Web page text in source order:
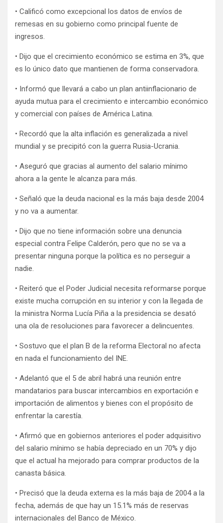
• Calificó como excepcional los datos de envíos de
remesas en su gobierno como principal fuente de
ingresos.
• Dijo que el crecimiento económico se estima en 3%, que
es lo único dato que mantienen de forma conservadora.
• Informó que llevará a cabo un plan antiinflacionario de
ayuda mutua para el crecimiento e intercambio económico
y comercial con países de América Latina.
• Recordó que la alta inflación es generalizada a nivel
mundial y se precipitó con la guerra Rusia-Ucrania.
• Aseguró que gracias al aumento del salario mínimo
ahora a la gente le alcanza para más.
• Señaló que la deuda nacional es la más baja desde 2004
y no va a aumentar.
• Dijo que no tiene información sobre una denuncia
especial contra Felipe Calderón, pero que no se va a
presentar ninguna porque la política es no perseguir a
nadie.
• Reiteró que el Poder Judicial necesita reformarse porque
existe mucha corrupción en su interior y con la llegada de
la ministra Norma Lucía Piña a la presidencia se desató
una ola de resoluciones para favorecer a delincuentes.
• Sostuvo que el plan B de la reforma Electoral no afecta
en nada el funcionamiento del INE.
• Adelantó que el 5 de abril habrá una reunión entre
mandatarios para buscar intercambios en exportación e
importación de alimentos y bienes con el propósito de
enfrentar la carestía.
• Afirmó que en gobiernos anteriores el poder adquisitivo
del salario mínimo se había depreciado en un 70% y dijo
que el actual ha mejorado para comprar productos de la
canasta básica.
• Precisó que la deuda externa es la más baja de 2004 a la
fecha, además de que hay un 15.1% más de reservas
internacionales del Banco de México.